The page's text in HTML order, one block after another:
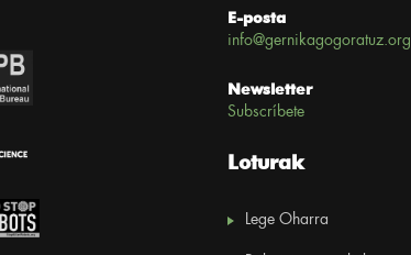
E-posta
info@gernikagogoratuz.org
Newsletter
Subscríbete
Loturak
Lege Oharra